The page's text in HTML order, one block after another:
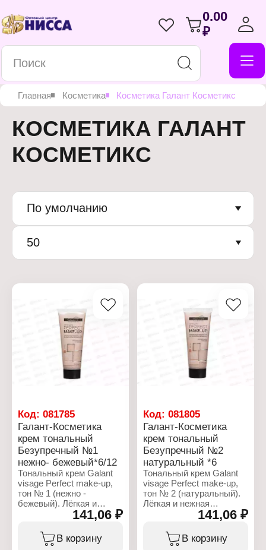
0.00
₽
Главная Косметика Косметика Галант Косметикс
КОСМЕТИКА ГАЛАНТ
КОСМЕТИКС
По умолчанию
50
Код: 081785
Галант-Косметика
крем тональный
Безупречный №1
нежно- бежевый*6/12
Тональный крем Galant
visage Perfect make-up,
тон № 1 (нежно -
бежевый). Лёгкая и
нежная текстура создаёт
естественный цвет лица,
скрывает недостатки
кожи, при этом не
141,06 ₽
В корзину
Код:081805
Галант-Косметика
крем тональный
Безупречный №2
натуральный *6
Тональный крем Galant
visage Perfect make-up,
тон № 2 (натуральный).
Лёгкая и нежная
текстура создаёт
естественный цвет лица,
скрывает недостатки
кожи, при этом не
141,06 ₽
В корзину